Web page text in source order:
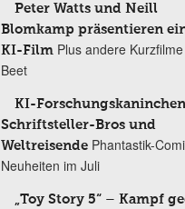
Peter Watts und Neill
Blomkamp präsentieren
KI-Film Plus andere
Beet
KI-
Schriftsteller-Bros und
Weltreisende Phantastik-
Neuheiten im Juli
„Toy Story 5“ – Kampf